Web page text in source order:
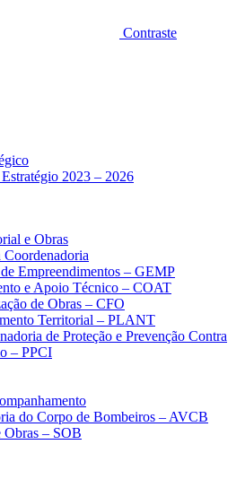
Contraste
2023 – 2026
e Obras
Coordenadoria
Empreendimentos – GEMP
e Apoio Técnico – COAT
de Obras – CFO
Territorial – PLANT
de Proteção e Prevenção Contra
– PPCI
do Corpo de Bombeiros – AVCB
Obras – SOB